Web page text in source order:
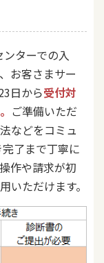
手のひらに～
上の取組み
ターでの入
お客さまサー
日から受付対
ご準備いただ
などをコミュ
了まで丁寧に
作や請求が初
いただけます。